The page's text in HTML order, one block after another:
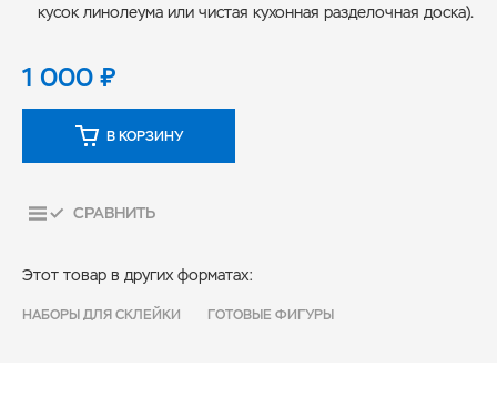
кусок линолеума или чистая кухонная разделочная доска).
1 000₽
В КОРЗИНУ
СРАВНИТЬ
Этот товар в других форматах:
НАБОРЫ ДЛЯ СКЛЕЙКИ ГОТОВЫЕ ФИГУРЫ